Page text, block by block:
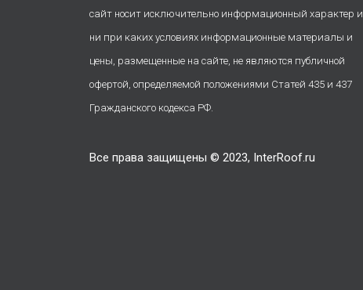
сайт носит исключительно информационный характер и
ни при каких условиях информационные материалы и
цены, размещенные на сайте, не являются публичной
офертой, определяемой положениями Статей 435 и 437
Гражданского кодекса РФ.
Все права защищены © 2023, InterRoof.ru